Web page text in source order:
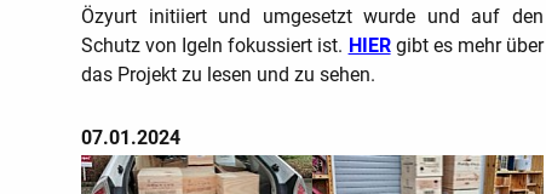
Özyurt initiiert und umgesetzt wurde und auf den
Schutz von Igeln fokussiert ist. HIER gibt es mehr über
das Projekt zu lesen und zu sehen.
07.01.2024